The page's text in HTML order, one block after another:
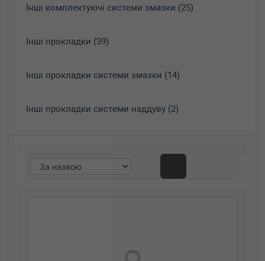
Інші комплектуючі системи змазки (25)
Інші прокладки (39)
Інші прокладки системи змазки (14)
Інші прокладки системи наддуву (2)